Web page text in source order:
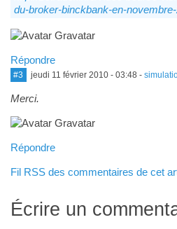
du-broker-binckbank-en-
Répondre
#3 jeudi 11 février 2010 - 03:48 -
Merci.
Répondre
Fil RSS des commentaires de cet
Écrire un